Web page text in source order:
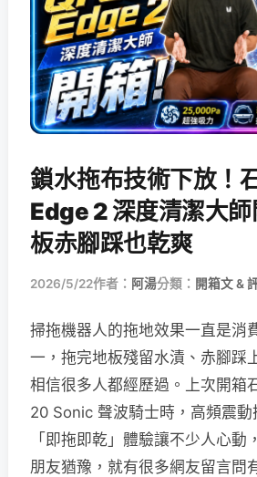
鎖水拖布技術下放！
Edge 2 深度清潔大
板赤腳踩也乾爽
2026/5/22作者： 阿湯分類： 開箱文 &
掃拖機器人的拖地效果一直是消
一，拖完地板殘留水漬、赤腳踩
相信很多人都經歷過。上次開箱
20 Sonic 聲波騎士時，高頻震
「即拖即乾」體驗讓不少人心動
朋友猶豫，就有很多網友留言問